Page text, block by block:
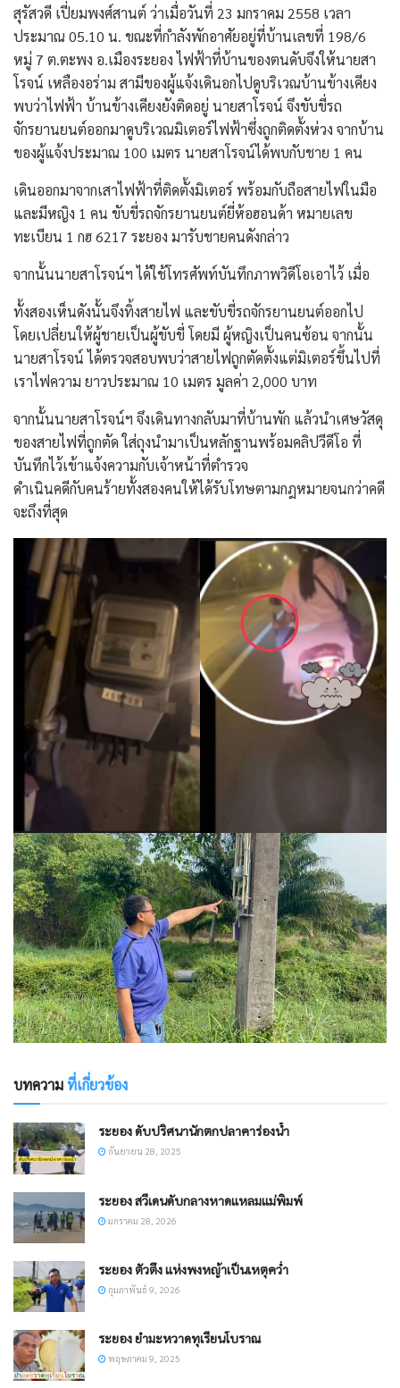
สุรัสวดี เปี่ยมพงศ์สานต์ ว่าเมื่อวันที่ 23 มกราคม 2558 เวลา
ประมาณ 05.10 น. ขณะที่กำลังพักอาศัยอยู่ที่บ้านเลขที่ 198/6
หมู่ 7 ต.ตะพง อ.เมืองระยอง ไฟฟ้าที่บ้านของตนดับจึงให้นายสา
โรจน์ เหลืองอร่าม สามีของผู้แจ้งเดินอกไปดูบริเวณบ้านข้างเคียง
พบว่าไฟฟ้า บ้านข้างเคียงยังติดอยู่ นายสาโรจน์ จึงขับขี่รถ
จักรยานยนต์ออกมาดูบริเวณมิเตอร์ไฟฟ้าซึ่งถูกติดตั้งห่วง จากบ้าน
ของผู้แจ้งประมาณ 100 เมตร นายสาโรจน์ได้พบกับชาย 1 คน
เดินออกมาจากเสาไฟฟ้าที่ติดตั้งมิเตอร์ พร้อมกับถือสายไฟในมือ
และมีหญิง 1 คน ขับขี่รถจักรยานยนต์ยี่ห้อฮอนด้า หมายเลข
ทะเบียน 1 กฮ 6217 ระยอง มารับชายคนดังกล่าว
จากนั้นนายสาโรจน์ฯ ได้ใช้โทรศัพท์บันทึกภาพวิดีโอเอาไว้ เมื่อ
ทั้งสองเห็นดังนั้นจึงทิ้งสายไฟ และขับขี่รถจักรยานยนต์ออกไป
โดยเปลี่ยนให้ผู้ชายเป็นผู้ขับขี่ โดยมี ผู้หญิงเป็นคนซ้อน จากนั้น
นายสาโรจน์ ได้ตรวจสอบพบว่าสายไฟถูกตัดตั้งแต่มิเตอร์ขึ้นไปที่
เราไฟความ ยาวประมาณ 10 เมตร มูลค่า 2,000 บาท
จากนั้นนายสาโรจน์ฯ จึงเดินทางกลับมาที่บ้านพัก แล้วนำเศษวัสดุ
ของสายไฟที่ถูกตัด ใส่ถุงนำมาเป็นหลักฐานพร้อมคลิปวีดีโอ ที่
บันทึกไว้เข้าแจ้งความกับเจ้าหน้าที่ตำรวจ
ดำเนินคดีกับคนร้ายทั้งสองคนให้ได้รับโทษตามกฎหมายจนกว่าคดี
จะถึงที่สุด
บทความที่เกี่ยวข้อง
ระยอง ดับปริศนานักตกปลาคาร่องน้ำ
กันยายน 28, 2025
ระยอง สวีเดนดับกลางหาดแหลมแม่พิมพ์
มกราคม 28, 2026
ระยอง ตัวตึง แห่งพงหญ้าเป็นเหตุคว่ำ
กุมภาพันธ์ 9, 2026
ระยอง ยำมะหวาดทุเรียนโบราณ
พฤษภาคม 9, 2025